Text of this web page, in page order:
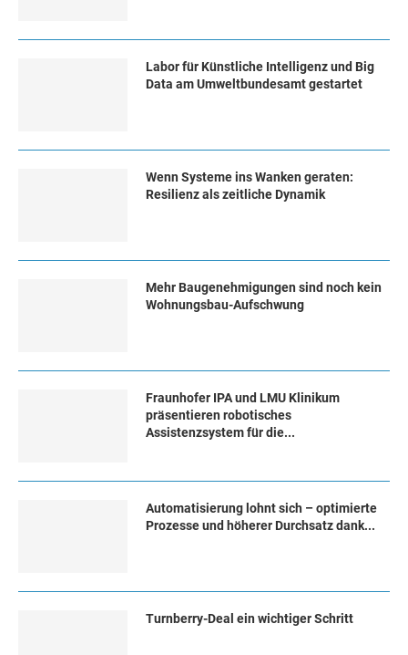
Labor für Künstliche Intelligenz und Big
Data am Umweltbundesamt gestartet
Wenn Systeme ins Wanken geraten:
Resilienz als zeitliche Dynamik
Mehr Baugenehmigungen sind noch kein
Wohnungsbau-Aufschwung
Fraunhofer IPA und LMU Klinikum
präsentieren robotisches
Assistenzsystem für die...
Automatisierung lohnt sich – optimierte
Prozesse und höherer Durchsatz dank...
Turn­ber­ry-Deal ein wich­ti­ger Schritt